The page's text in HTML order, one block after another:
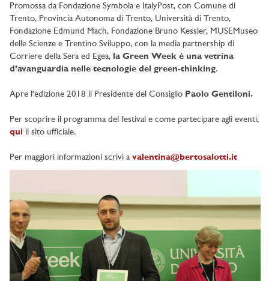
Promossa da Fondazione Symbola e ItalyPost, con Comune di
Trento, Provincia Autonoma di Trento, Università di Trento,
Fondazione Edmund Mach, Fondazione Bruno Kessler, MUSEMuseo
delle Scienze e Trentino Sviluppo, con la media partnership di
Corriere della Sera ed Egea, la Green Week è una vetrina
d’avanguardia nelle tecnologie del green-thinking.
Apre l'edizione 2018 il Presidente del Consiglio Paolo Gentiloni.
Per scoprire il programma del festival e come partecipare agli eventi,
qui il sito ufficiale.
Per maggiori informazioni scrivi a valentina@bertosalotti.it